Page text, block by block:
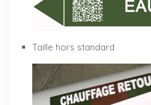
Taille hors standard